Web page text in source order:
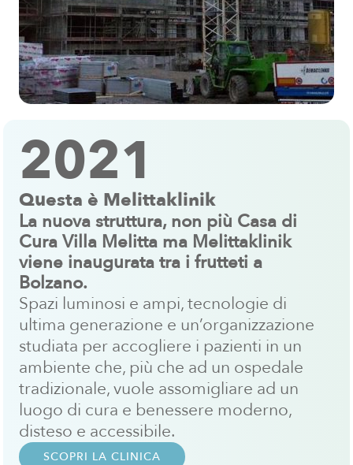
2021
Questa è Melittaklinik
La nuova struttura, non più Casa di
Cura Villa Melitta ma Melittaklinik
viene inaugurata tra i frutteti a
Bolzano.
Spazi luminosi e ampi, tecnologie di
ultima generazione e un’organizzazione
studiata per accogliere i pazienti in un
ambiente che, più che ad un ospedale
tradizionale, vuole assomigliare ad un
luogo di cura e benessere moderno,
disteso e accessibile.
SCOPRI LA CLINICA